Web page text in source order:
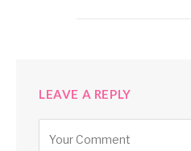
LEAVE A REPLY